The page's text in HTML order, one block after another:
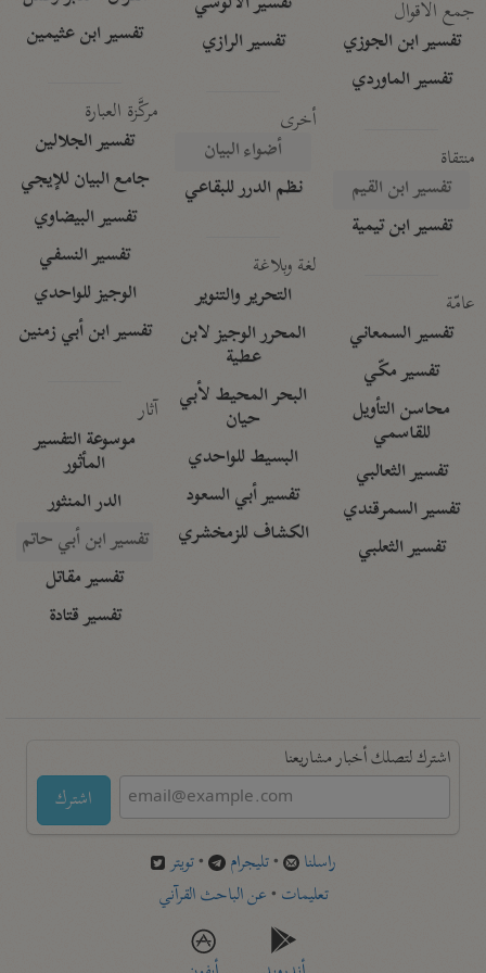
جمع الأقوال
تفسير ابن الجوزي
تفسير الماوردي
منتقاة
تفسير ابن القيم
تفسير ابن تيمية
عامّة
تفسير السمعاني
تفسير مكّي
محاسن التأويل
للقاسمي
تفسير الثعالبي
تفسير السمرقندي
تفسير الثعلبي
تفسير الرازي
أخرى
أضواء البيان
نظم الدرر للبقاعي
لغة وبلاغة
التحرير والتنوير
المحرر الوجيز لابن
عطية
البحر المحيط لأبي
حيان
البسيط للواحدي
تفسير أبي السعود
الكشاف للزمخشري
تفسير ابن عثيمين
مركَّزة العبارة
تفسير الجلالين
جامع البيان للإيجي
تفسير البيضاوي
تفسير النسفي
الوجيز للواحدي
تفسير ابن أبي زمنين
آثار
موسوعة التفسير
المأثور
الدر المنثور
تفسير ابن أبي حاتم
تفسير مقاتل
تفسير قتادة
اشترك لتصلك أخبار مشاريعنا
اشترك
راسلنا •تليجرام •تويتر
تعليمات •عن الباحث القرآني